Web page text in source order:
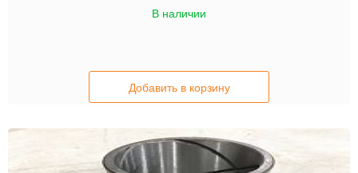
В наличии
Добавить в корзину